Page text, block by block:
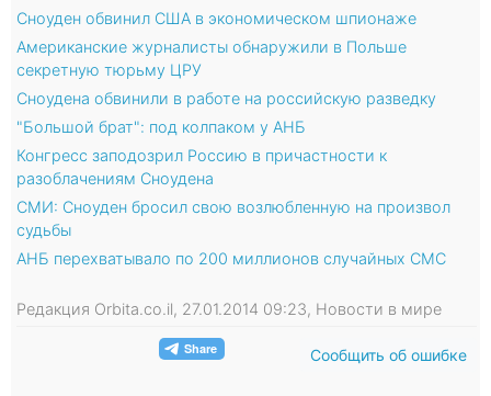
Сноуден обвинил США в экономическом шпионаже
Американские журналисты обнаружили в Польше
секретную тюрьму ЦРУ
Сноудена обвинили в работе на российскую разведку
"Большой брат": под колпаком у АНБ
Конгресс заподозрил Россию в причастности к
разоблачениям Сноудена
СМИ: Сноуден бросил свою возлюбленную на произвол
судьбы
АНБ перехватывало по 200 миллионов случайных СМС
Редакция Orbita.co.il, 27.01.2014 09:23, Новости в мире
Сообщить об ошибке